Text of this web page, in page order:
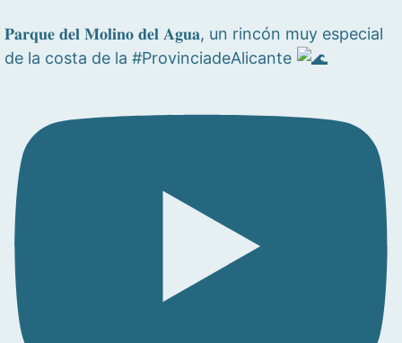
𝐏𝐚𝐫𝐪𝐮𝐞 𝐝𝐞𝐥 𝐌𝐨𝐥𝐢𝐧𝐨 𝐝𝐞𝐥 𝐀𝐠𝐮𝐚, un rincón muy especial
de la costa de la #ProvinciadeAlicante